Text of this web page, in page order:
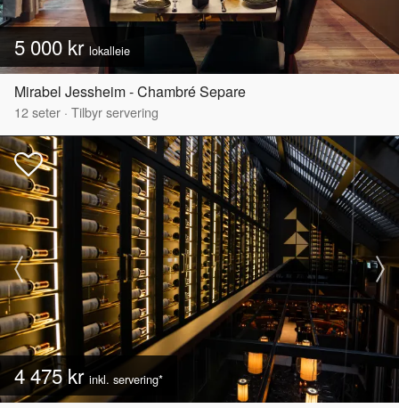
5 000 kr lokalleie
Mirabel Jessheim - Chambré Separe
12seter · Tilbyr servering
4 475 kr inkl. servering*